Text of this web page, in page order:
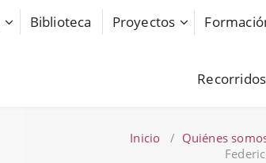
Biblioteca Proyectos
Inicio / Quiénes